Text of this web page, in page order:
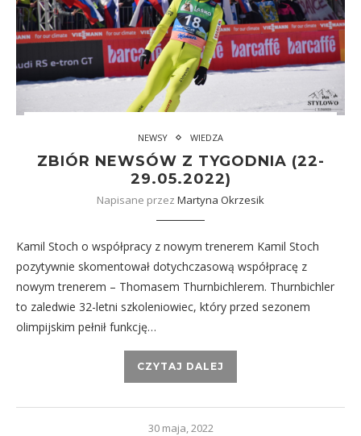
NEWSY WIEDZA
ZBIÓR NEWSÓW Z TYGODNIA (22-
29.05.2022)
Napisane przez Martyna Okrzesik
Kamil Stoch o współpracy z nowym trenerem Kamil Stoch
pozytywnie skomentował dotychczasową współpracę z
nowym trenerem – Thomasem Thurnbichlerem. Thurnbichler
to zaledwie 32-letni szkoleniowiec, który przed sezonem
olimpijskim pełnił funkcję…
CZYTAJ DALEJ
30 maja, 2022